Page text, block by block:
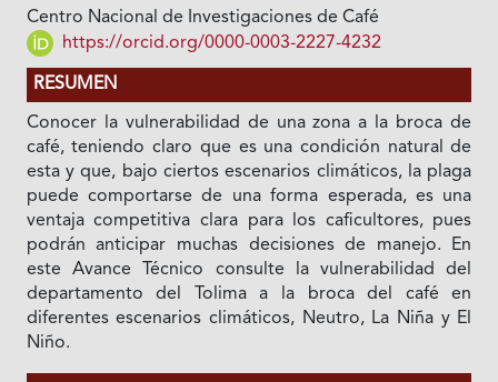
Centro Nacional de Investigaciones de Café
https://orcid.org/0000-0003-2227-4232
RESUMEN
Conocer la vulnerabilidad de una zona a la broca de
café, teniendo claro que es una condición natural de
esta y que, bajo ciertos escenarios climáticos, la plaga
puede comportarse de una forma esperada, es una
ventaja competitiva clara para los caficultores, pues
podrán anticipar muchas decisiones de manejo. En
este Avance Técnico consulte la vulnerabilidad del
departamento del Tolima a la broca del café en
diferentes escenarios climáticos, Neutro, La Niña y El
Niño.